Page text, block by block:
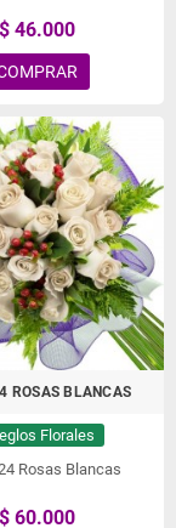
$ 46.000
ROSAS BLANCAS
Florales
Rosas Blancas
$ 60.000